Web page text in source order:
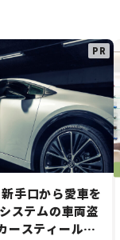
手口から愛車を
ステムの車両盗
ースティールブ